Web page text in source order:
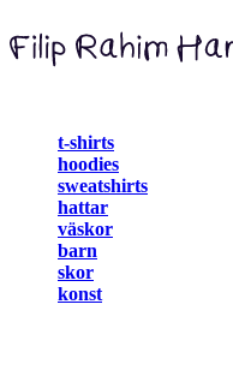
t-shirts
hoodies
sweatshirts
hattar
väskor
barn
skor
konst